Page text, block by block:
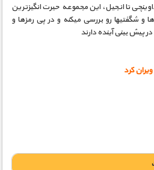
تا انجیل، این مجموعه حیرت انگیزترین
و شگفتیها رو بررسی میکنه و در پی رمزها و
پیش بینی آینده دارند
کرد